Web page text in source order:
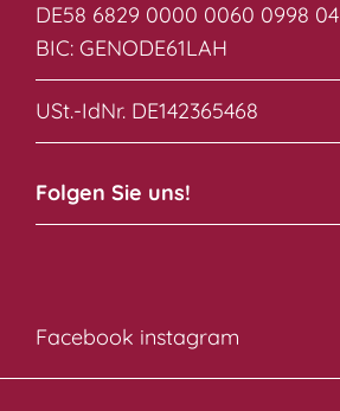
DE58 6829 0000 0060 0998 04
BIC: GENODE61LAH
USt.-IdNr. DE142365468
Folgen Sie uns!
Facebook instagram